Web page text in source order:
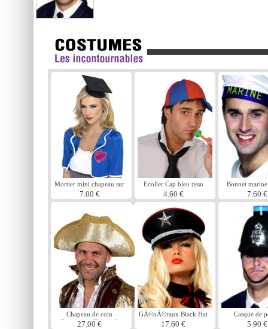
Mortier mini chapeau sur
bandeau
7.00 €
Ecolier Cap bleu tissu
rouge
4.60 €
Bonnet
7.60 €
Chapeau de coin
Renaisance Deluxe 3
27.00 €
GÃ©nÃ©raux Black Hat
17.60 €
Casque de
5.90 €